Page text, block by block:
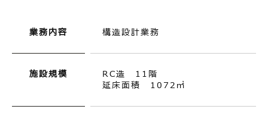
業務内容 構造設計業務
施設規模
RC造 11階
延床面積 1072㎡